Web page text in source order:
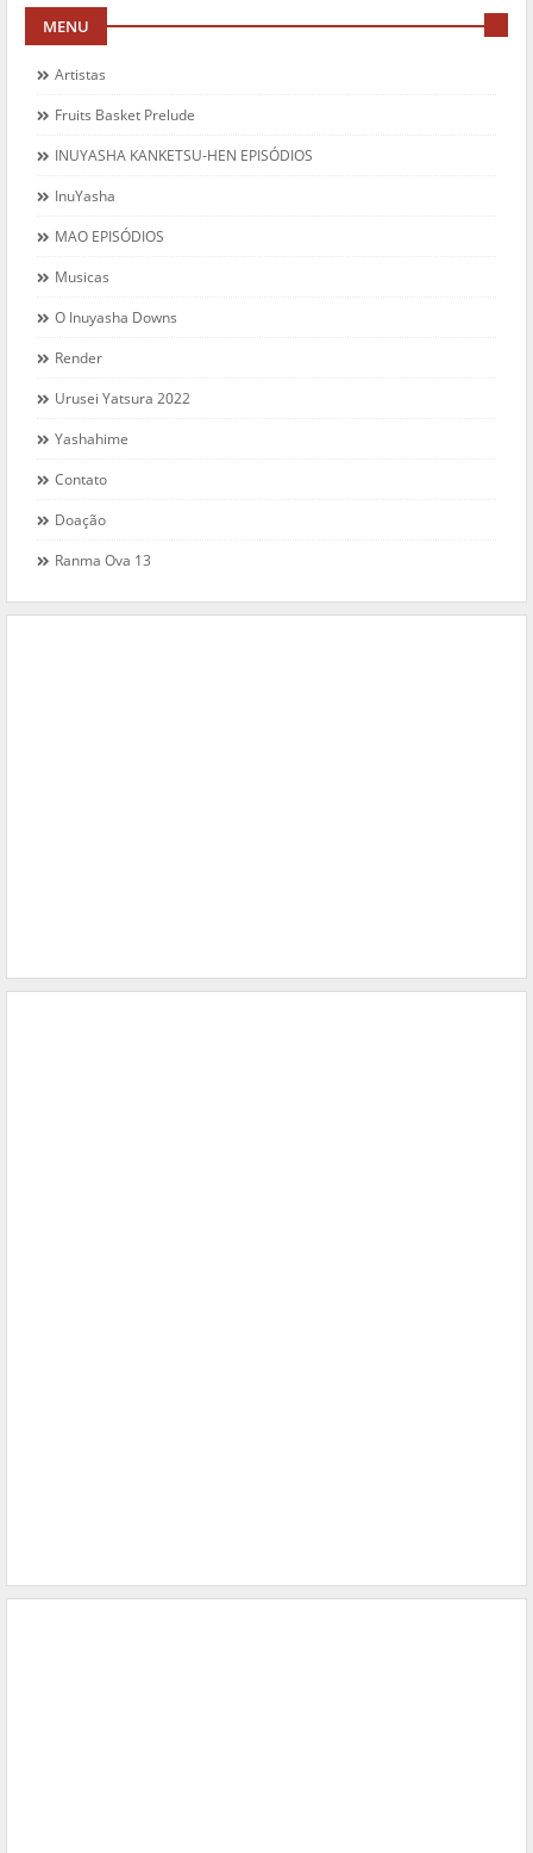
MENU
Artistas
Fruits Basket Prelude
INUYASHA KANKETSU-HEN EPISÓDIOS
InuYasha
MAO EPISÓDIOS
Musicas
O Inuyasha Downs
Render
Urusei Yatsura 2022
Yashahime
Contato
Doação
Ranma Ova 13